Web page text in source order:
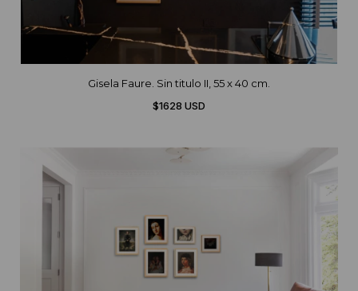
Gisela Faure. Sin titulo II, 55 x 40 cm.
$1628 USD